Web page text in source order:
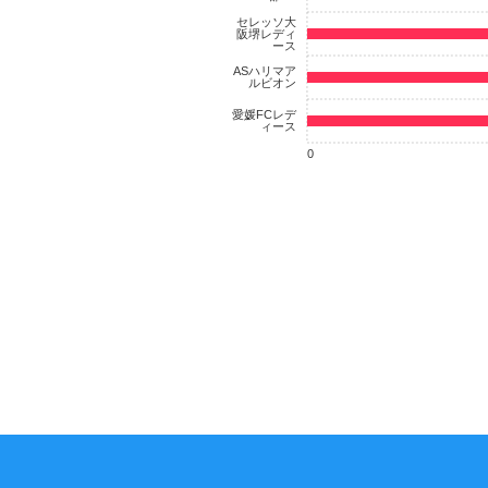
愛媛FCレデ
ィース
ASハリマア
ルビオン
セレッソ大
阪堺レディ
ース
0